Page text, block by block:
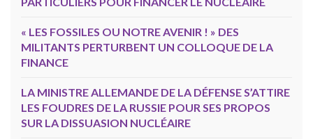
« LES FOSSILES OU NOTRE AVENIR ! » DES
MILITANTS PERTURBENT UN COLLOQUE DE LA
FINANCE
LA MINISTRE ALLEMANDE DE LA DÉFENSE S’ATTIRE
LES FOUDRES DE LA RUSSIE POUR SES PROPOS
SUR LA DISSUASION NUCLÉAIRE